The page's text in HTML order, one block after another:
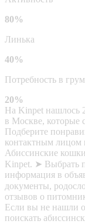
80%
Линька
40%
Потребность в
20%
На Kinpet нашлось
в Москве, которые
Подберите
контактным лицом
Абиссинские
Kinpet. ➤ Выбрать
информация в
документы,
отзывов о
Если вы не нашли
поискать